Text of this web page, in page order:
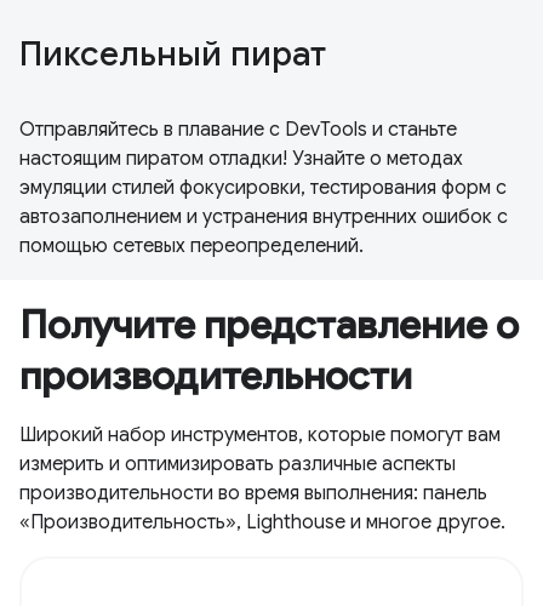
Пиксельный пират
Отправляйтесь в плавание с DevTools и станьте
настоящим пиратом отладки! Узнайте о методах
эмуляции стилей фокусировки, тестирования форм с
автозаполнением и устранения внутренних ошибок с
помощью сетевых переопределений.
Получите представление о
производительности
Широкий набор инструментов, которые помогут вам
измерить и оптимизировать различные аспекты
производительности во время выполнения: панель
«Производительность», Lighthouse и многое другое.